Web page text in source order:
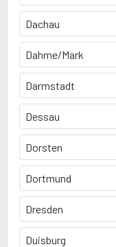
Dachau
Dahme/Mark
Darmstadt
Dessau
Dorsten
Dortmund
Dresden
Duisburg